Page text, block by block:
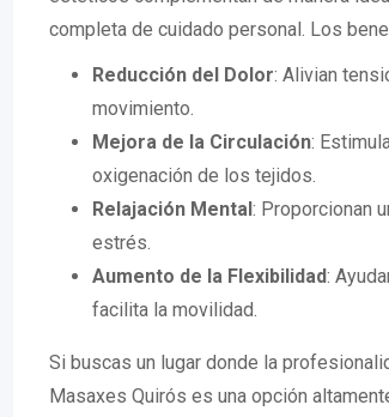
completa de cuidado personal. Los
Reducción del Dolor: Alivian
movimiento.
Mejora de la Circulación:
oxigenación de los tejidos.
Relajación Mental: Proporcionan
estrés.
Aumento de la Flexibilidad:
facilita la movilidad.
Si buscas un lugar donde la
Masaxes Quirós es una opción